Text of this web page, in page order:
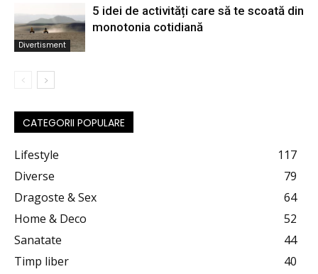
Divertisment
5 idei de activități care să te scoată din
monotonia cotidiană
CATEGORII POPULARE
Lifestyle
117
Diverse
79
Dragoste & Sex
64
Home & Deco
52
Sanatate
44
Timp liber
40